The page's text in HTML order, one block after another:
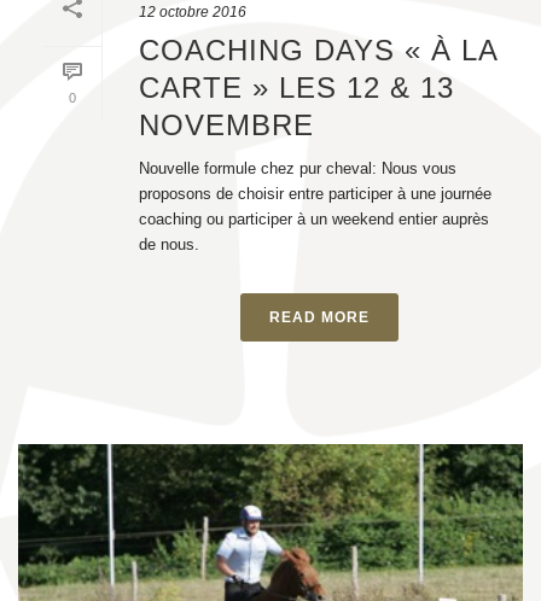
0
12 octobre 2016
COACHING DAYS « À LA
CARTE » LES 12 & 13
NOVEMBRE
Nouvelle formule chez pur cheval: Nous vous
proposons de choisir entre participer à une journée
coaching ou participer à un weekend entier auprès
de nous.
READ MORE